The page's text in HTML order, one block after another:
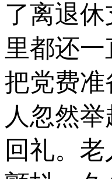
了离退
里都还
把党费准
人忽然
回礼。